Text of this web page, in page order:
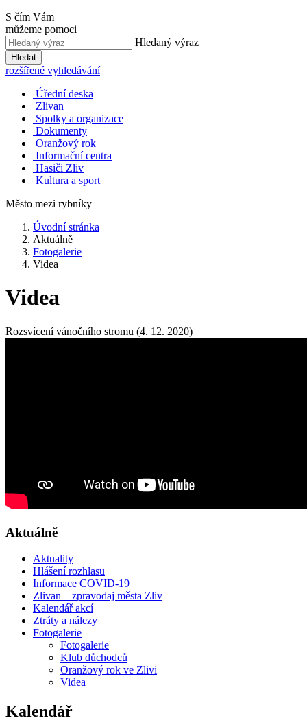
S čím Vám
můžeme pomoci
Hledaný výraz
Hledat
rozšířené vyhledávání
Úřední deska
Zlivan
Spolky a organizace
Dokumenty
Oranžový rok
Informační centra
Hasiči Zliv
Kultura a sport
Město mezi rybníky
Úvodní stránka
Aktuálně
Fotogalerie
Videa
Videa
Rozsvícení vánočního stromu (4. 12. 2020)
Aktuálně
Aktuality
Hlášení rozhlasu
Informace COVID-19
Zlivan – zpravodaj města Zliv
Kalendář akcí
Ztráty a nálezy
Fotogalerie
Fotogalerie
Klub důchodců
Oranžový rok ve Zlivi
Videa
Kalendář